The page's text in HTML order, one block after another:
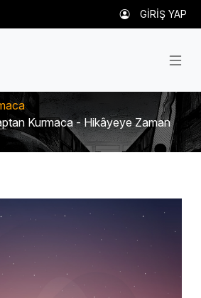
GİRİŞ YAP
Kurmaca - Hikâyeye Zaman